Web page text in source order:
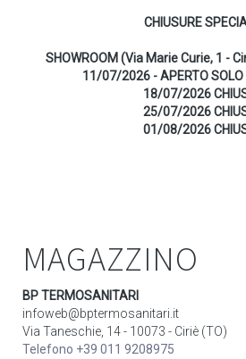
CHIUSURE
SHOWROOM (Via Marie Curie, 1 -
11/07/2026 - APERTO SOLO
18/07/2026
25/07/2026
01/08/2026
MAGAZZINO
BP TERMOSANITARI
infoweb@bptermosanitari.it
Via Taneschie, 14 - 10073 - Ciriè (TO)
Telefono +39 011 9208975